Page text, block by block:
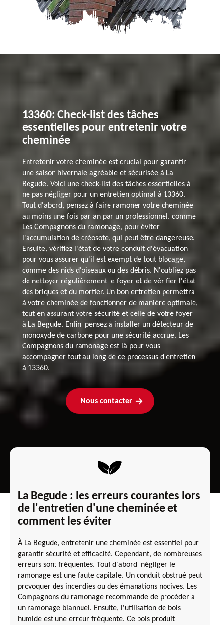
13360: Check-list des tâches
essentielles pour entretenir votre
cheminée
Entretenir votre cheminée est crucial pour garantir
une saison hivernale agréable et sécurisée à La
Begude. Voici une check-list des tâches essentielles à
ne pas négliger pour un entretien optimal à 13360.
Tout d'abord, pensez à faire ramoner votre cheminée
au moins une fois par an par un professionnel, comme
Les Compagnons du ramonage, pour éviter
l'accumulation de créosote, qui peut être dangereuse.
Ensuite, vérifiez l'état de votre conduit d'évacuation
pour vous assurer qu'il est exempt de tout blocage,
comme des nids d'oiseaux ou des débris. N'oubliez pas
de nettoyer régulièrement le foyer et de vérifier l'état
des briques et du mortier. Un bon entretien permettra
à votre cheminée de fonctionner de manière optimale,
tout en assurant votre sécurité et celle de votre foyer
à La Begude. Enfin, pensez à installer un détecteur de
monoxyde de carbone pour une sécurité accrue. Les
Compagnons du ramonage est là pour vous
accompagner tout au long de ce processus d'entretien
à 13360.
Nous contacter
La Begude : les erreurs courantes lors
de l'entretien d'une cheminée et
comment les éviter
À La Begude, entretenir une cheminée est essentiel pour
garantir sécurité et efficacité. Cependant, de nombreuses
erreurs sont fréquentes. Tout d'abord, négliger le
ramonage est une faute capitale. Un conduit obstrué peut
provoquer des incendies ou des émanations nocives. Les
Compagnons du ramonage recommande de procéder à
un ramonage biannuel. Ensuite, l'utilisation de bois
humide est une erreur fréquente. Ce bois produit